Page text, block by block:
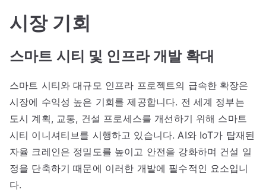
시장 기회
스마트 시티 및 인프라 개발 확대
스마트 시티와 대규모 인프라 프로젝트의 급속한 확장은
시장에 수익성 높은 기회를 제공합니다. 전 세계 정부는
도시 계획, 교통, 건설 프로세스를 개선하기 위해 스마트
시티 이니셔티브를 시행하고 있습니다. AI와 IoT가 탑재된
자율 크레인은 정밀도를 높이고 안전을 강화하며 건설 일
정을 단축하기 때문에 이러한 개발에 필수적인 요소입니
다.